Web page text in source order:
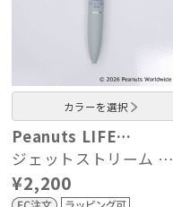
カラーを選択
Peanuts LIFE…
ジェットストリーム …
¥2,200